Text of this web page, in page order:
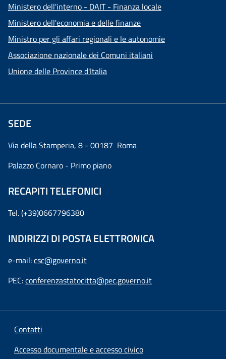
Ministero dell'interno - DAIT - Finanza locale
Ministero dell'economia e delle finanze
Ministro per gli affari regionali e le autonomie
Associazione nazionale dei Comuni italiani
Unione delle Province d'Italia
SEDE
Via della Stamperia, 8 - 00187 Roma
Palazzo Cornaro - Primo piano
RECAPITI TELEFONICI
Tel. (+39)0667796380
INDIRIZZI DI POSTA ELETTRONICA
e-mail:csc@governo.it
PEC:conferenzastatocitta@pec.governo.it
Contatti
Accesso documentale e accesso civico